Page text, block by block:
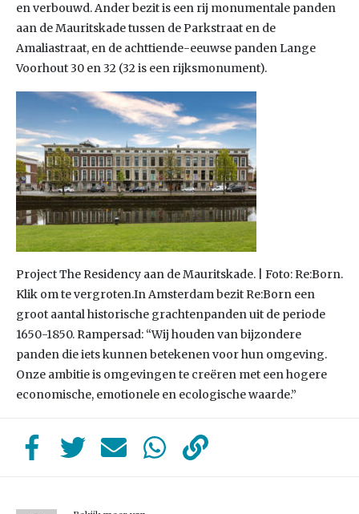
en verbouwd. Ander bezit is een rij monumentale panden
aan de Mauritskade tussen de Parkstraat en de
Amaliastraat, en de achttiende-eeuwse panden Lange
Voorhout 30 en 32 (32 is een rijksmonument).
Project The Residency aan de Mauritskade. | Foto: Re:Born.
Klik om te vergroten.In Amsterdam bezit Re:Born een
groot aantal historische grachtenpanden uit de periode
1650-1850. Rampersad: “Wij houden van bijzondere
panden die iets kunnen betekenen voor hun omgeving.
Onze ambitie is omgevingen te creëren met een hogere
economische, emotionele en ecologische waarde.”